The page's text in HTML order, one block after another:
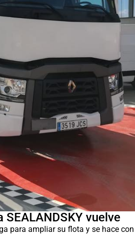
vuelve
para ampliar su flota y se hace